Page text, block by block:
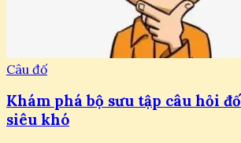
Câu đố
Khám phá bộ sưu tập câu hỏi
siêu khó